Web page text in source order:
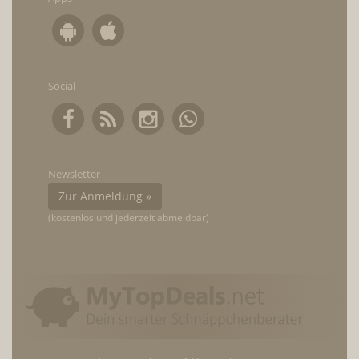
Social
Newsletter
Zur Anmeldung »
(kostenlos und jederzeit abmeldbar)